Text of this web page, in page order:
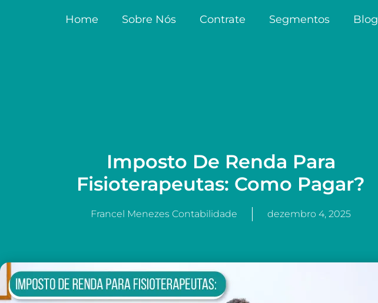
Home Sobre Nós Contrate Segmentos Blog
Imposto De Renda Para
Fisioterapeutas: Como Pagar?
Francel Menezes Contabilidade dezembro 4, 2025